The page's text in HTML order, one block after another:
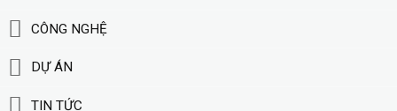
CÔNG NGHỆ
DỰ ÁN
TIN TỨC